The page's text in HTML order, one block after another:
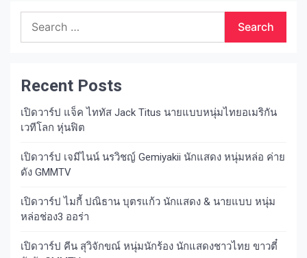
for:
Recent Posts
เปิดวาร์ป แจ็ค ไททัส Jack Titus นายแบบหนุ่มไทยอเมริกัน
เวทีโลก หุ่นฟิต
เปิดวาร์ป เจมีไนน์ นรวิชญ์ Gemiyakii นักแสดง หนุ่มหล่อ ค่าย
ดัง GMMTV
เปิดวาร์ป ไมกี้ ปณิธาน บุตรแก้ว นักแสดง & นายแบบ หนุ่ม
หล่อช่อง3 ออร่า
เปิดวาร์ป คีน สุวิจักขณ์ หนุ่มนักร้อง นักแสดงชาวไทย ขาวตี๋